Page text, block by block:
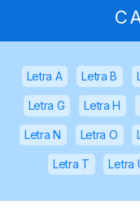
Letra A Letra B
Letra G Letra H
Letra N Letra O
Letra T Letra